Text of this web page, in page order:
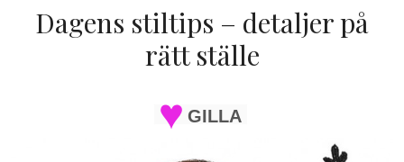
Dagens stiltips – detaljer på
rätt ställe
GILLA